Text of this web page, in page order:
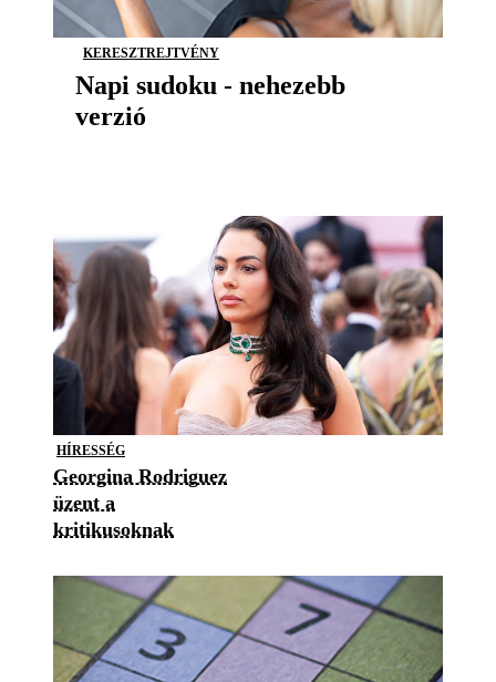
KERESZTREJTVÉNY
Napi sudoku - nehezebb
verzió
HÍRESSÉG
Georgina Rodriguez
üzent a
kritikusoknak